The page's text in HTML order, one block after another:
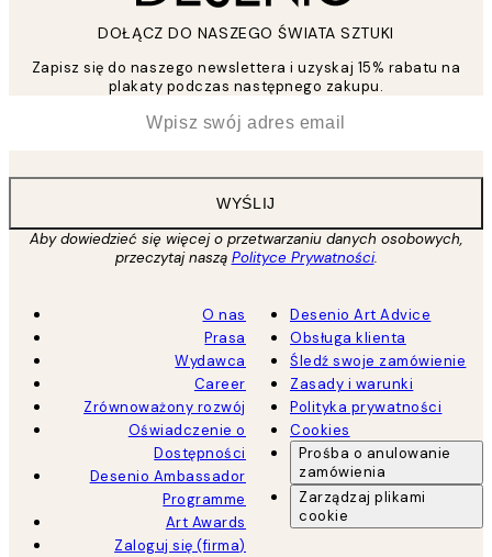
DOŁĄCZ DO NASZEGO ŚWIATA SZTUKI
Zapisz się do naszego newslettera i uzyskaj 15% rabatu na
plakaty podczas następnego zakupu.
WYŚLIJ
Aby dowiedzieć się więcej o przetwarzaniu danych osobowych,
przeczytaj naszą Polityce Prywatności.
O nas
Prasa
Wydawca
Career
Zrównoważony rozwój
Oświadczenie o
Dostępności
Desenio Ambassador
Programme
Art Awards
Zaloguj się (firma)
Desenio Art Advice
Obsługa klienta
Śledź swoje zamówienie
Zasady i warunki
Polityka prywatności
Cookies
Prośba o anulowanie
zamówienia
Zarządzaj plikami
cookie